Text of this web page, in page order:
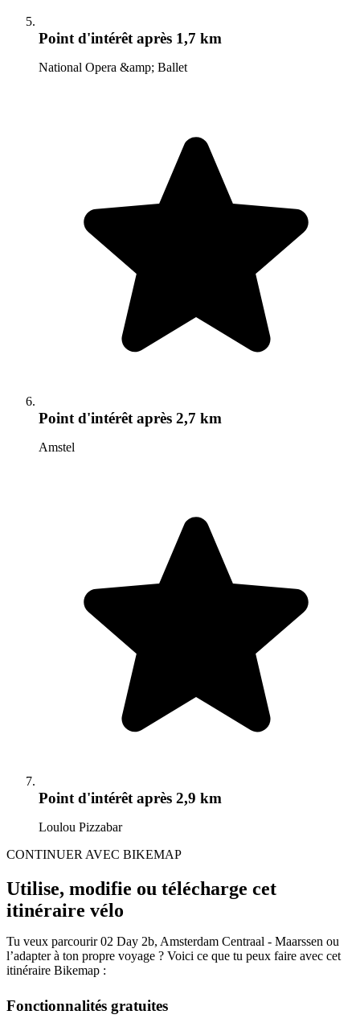
Point d'intérêtaprès 1,7 km
National Opera &amp; Ballet
Point d'intérêt après 2,7 km
Amstel
Point d'intérêt après 2,9 km
Loulou Pizzabar
CONTINUER AVEC BIKEMAP
Utilise, modifie ou télécharge cet
itinéraire vélo
Tu veux parcourir 02 Day 2b, Amsterdam Centraal - Maarssen ou
l’adapter à ton propre voyage ? Voici ce que tu peux faire avec cet
itinéraire Bikemap :
Fonctionnalités gratuites